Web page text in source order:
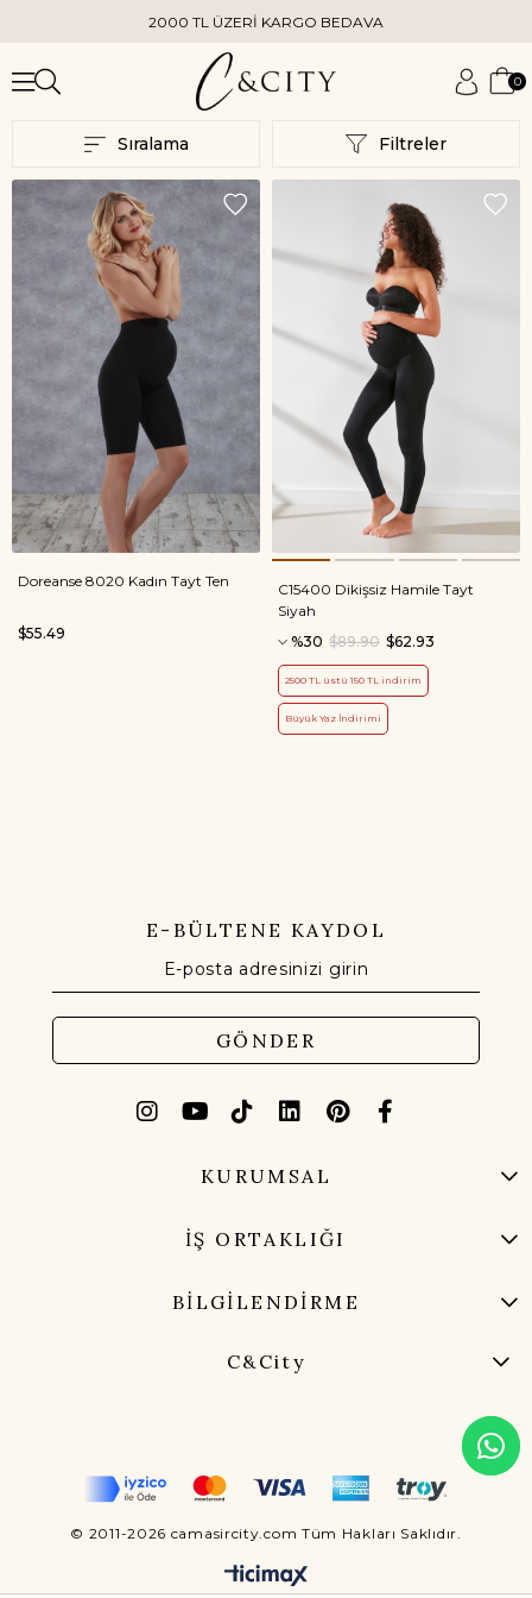
2000 TL ÜZERİ KARGO BEDAVA
0
Filtreler
Sıralama
Doreanse 8020 Kadın Tayt Ten
$55.49
C15400 Dikişsiz Hamile Tayt
Siyah
%30
$62.93
$89.90
2500 TL üstü 150 TL indirim
Büyük Yaz İndirimi
E-BÜLTENE KAYDOL
GÖNDER
KURUMSAL
İŞ ORTAKLIĞI
BİLGİLENDİRME
C&City
© 2011-2026 camasircity.com Tüm Hakları Saklıdır.